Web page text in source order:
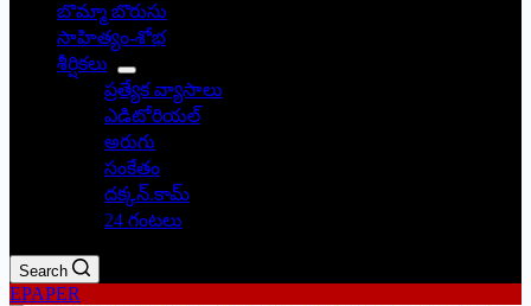
బొమ్మా బొరుసు
సాహిత్యం-శోభ
శీర్షికలు
ప్రత్యేక వ్యాసాలు
ఎడిటోరియల్
అరుగు
సంకేతం
దక్కన్.కామ్
24 గంటలు
Search
EPAPER